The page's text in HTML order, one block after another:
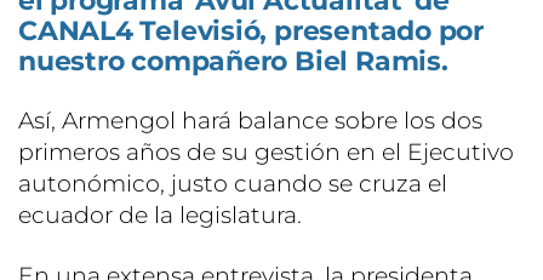
CANAL4 Televisió, presentado por
nuestro compañero Biel Ramis.
Así, Armengol hará balance sobre los dos
primeros años de su gestión en el Ejecutivo
autonómico, justo cuando se cruza el
ecuador de la legislatura.